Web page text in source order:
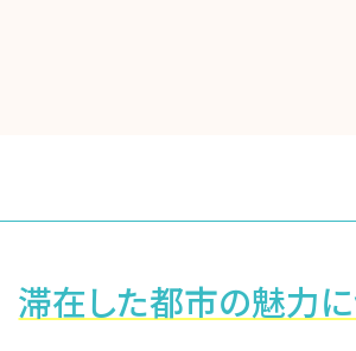
滞在した都市の魅力に